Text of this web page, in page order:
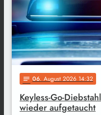
notes 06. August 2026 14:32
Keyless-Go-
wieder aufgetaucht